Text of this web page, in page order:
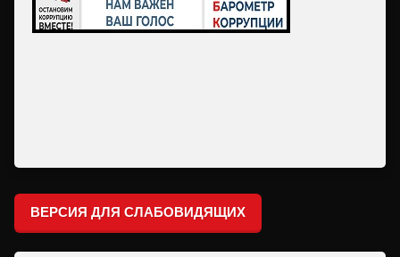
ВЕРСИЯ ДЛЯ СЛАБОВИДЯЩИХ